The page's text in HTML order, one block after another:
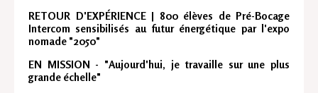
RETOUR D'EXPÉRIENCE | 800 élèves de Pré-Bocage
Intercom sensibilisés au futur énergétique par l'expo
nomade "2050"
EN MISSION - "Aujourd'hui, je travaille sur une plus
grande échelle"